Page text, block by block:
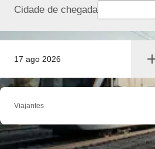
17 ago 2026
Cidade de chegada
Viajantes